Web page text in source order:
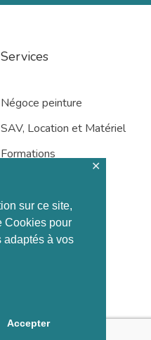
sur ce site,
Cookies pour
adaptés à vos
Accepter
✕
Services
Négoce peinture
SAV, Location et Matériel
Formations